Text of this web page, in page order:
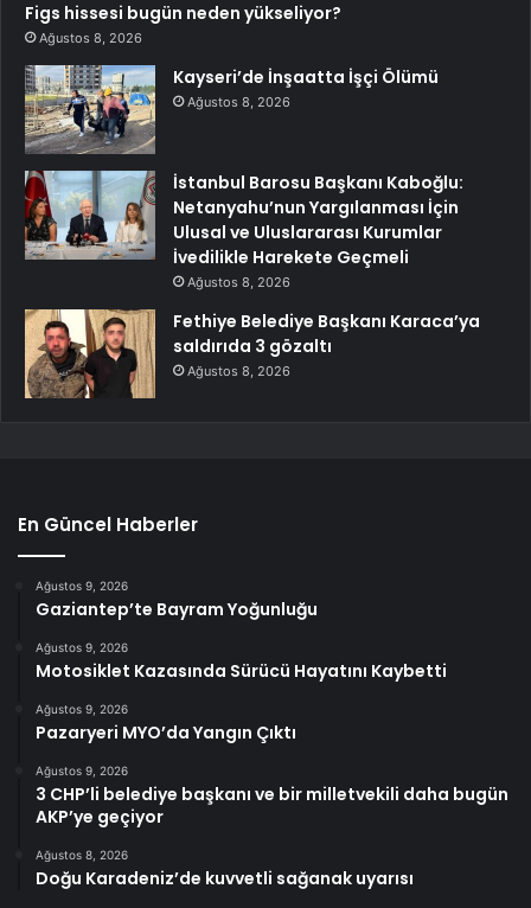
Figs hissesi bugün neden yükseliyor?
Ağustos 8, 2026
Kayseri’de İnşaatta İşçi Ölümü
Ağustos 8, 2026
İstanbul Barosu Başkanı Kaboğlu:
Netanyahu’nun Yargılanması İçin
Ulusal ve Uluslararası Kurumlar
İvedilikle Harekete Geçmeli
Ağustos 8, 2026
Fethiye Belediye Başkanı Karaca’ya
saldırıda 3 gözaltı
Ağustos 8, 2026
En Güncel Haberler
Ağustos 9, 2026
Gaziantep’te Bayram Yoğunluğu
Ağustos 9, 2026
Motosiklet Kazasında Sürücü Hayatını Kaybetti
Ağustos 9, 2026
Pazaryeri MYO’da Yangın Çıktı
Ağustos 9, 2026
3 CHP’li belediye başkanı ve bir milletvekili daha bugün
AKP’ye geçiyor
Ağustos 8, 2026
Doğu Karadeniz’de kuvvetli sağanak uyarısı